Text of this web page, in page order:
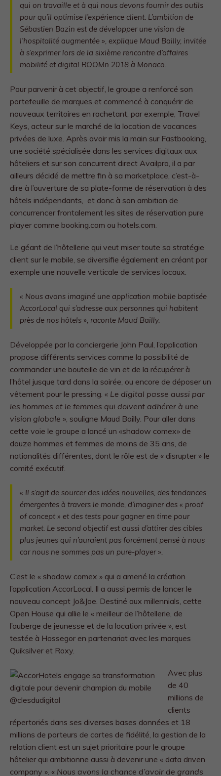
qui on travaille et à qui nous devons fournir des outils
pour qu’il optimise l’expérience client. L’ambition de
Sébastien Bazin est de développer une vision de
l’hospitalité augmentée », explique Maud Bailly, invitée
à s’exprimer lors de la sixième rencontre d’affaires
mobilité et digital ROOMn 2018 à Monaco.
Pour parvenir à cet objectif, le groupe a renforcé son
portefeuille de marques et commencé à conquérir de
nouveaux territoires en rachetant, par exemple, Travel
Keys, acteur sur le marché de la location de vacances
privées de luxe. Après avoir mis la main sur Fastbooking,
une société spécialisée dans les services digitaux aux
hôteliers et sur son concurrent direct Availpro, il a par
ailleurs décidé de mettre fin à sa marketplace, c’est-à-
dire à l’ouverture de sa plate-forme de réservation à des
hôtels indépendants, et donc à son ambition de
concurrencer frontalement les sites de réservation pure
player comme booking.com ou hotels.com.
Le géant de l’hôtellerie qui veut miser toute sa stratégie
client sur le mobile, se diversifie également en créant par
exemple une nouvelle verticale de services locaux.
« Nous avons imaginé une application mobile baptisée
AccorLocal qui s’adresse aux personnes qui habitent
près de nos hôtels », raconte Maud Bailly.
Développée par la conciergerie John Paul, l’application
propose différents services comme la possibilité de
commander une bouteille de vin et de la récupérer à
l’hôtel jusque tard dans la soirée, ou encore de déposer un
vêtement pour le pressing. « Le digital passe aussi par
les hommes et le femmes qui doivent adhérer à une
vision globale », souligne Maud Bailly. Pour aller dans
cette voie le groupe a lancé un «shadow comex» de
douze hommes et femmes de moins de 35 ans, de
nationalités différentes, dont le rôle est de « disrupter » le
comité exécutif.
« Il s’agit de sourcer des idées nouvelles, des tendances
émergentes à travers le monde, d’imaginer des « proof
of concept » et des tests pour gagner en time pour
market. Le second objectif est aussi d’attirer des cibles
plus jeunes qui n’auraient pas forcément pensé à nous
car nous ne sommes pas un pure-player».
C’est le « shadow comex » qui a amené la création
l’application AccorLocal. Il a aussi permis de lancer le
nouveau concept Jo&Joe. Destiné aux millennials, cette
Open House qui allie le « meilleur de l’hôtellerie, de
l’auberge de jeunesse et de la location privée », est
testée à Hossegor en partenariat avec les marques
Quiksilver et Roxy.
Avec plus
de 40
millions de
clients
répertoriés dans ses diverses bases données et 18
millions de porteurs de cartes de fidélité, la gestion de la
relation client est un sujet prioritaire pour le groupe
hôtelier qui ambitionne aussi à devenir une « data driven
company ». « Nous avons la chance d’avoir de grands